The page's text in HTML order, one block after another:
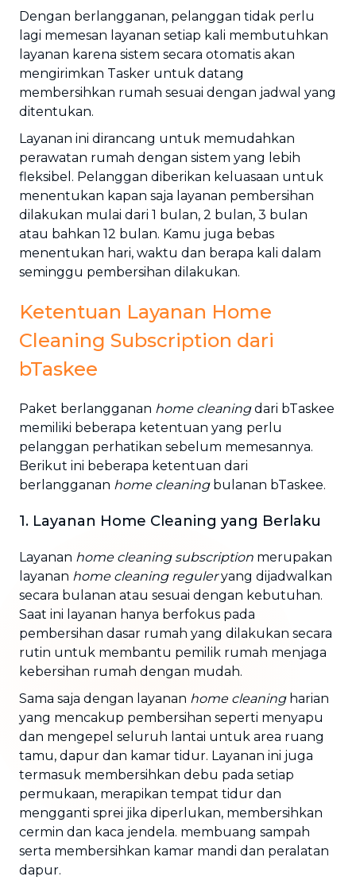
Dengan berlangganan, pelanggan tidak perlu
lagi memesan layanan setiap kali membutuhkan
layanan karena sistem secara otomatis akan
mengirimkan Tasker untuk datang
membersihkan rumah sesuai dengan jadwal yang
ditentukan.
Layanan ini dirancang untuk memudahkan
perawatan rumah dengan sistem yang lebih
fleksibel. Pelanggan diberikan keluasaan untuk
menentukan kapan saja layanan pembersihan
dilakukan mulai dari 1 bulan, 2 bulan, 3 bulan
atau bahkan 12 bulan. Kamu juga bebas
menentukan hari, waktu dan berapa kali dalam
seminggu pembersihan dilakukan.
Ketentuan Layanan Home
Cleaning Subscription dari
bTaskee
Paket berlangganan home cleaningdari bTaskee
memiliki beberapa ketentuan yang perlu
pelanggan perhatikan sebelum memesannya.
Berikut ini beberapa ketentuan dari
berlangganan home cleaningbulanan bTaskee.
1. Layanan Home Cleaning yang Berlaku
Layanan home cleaning subscription merupakan
layanan home cleaning reguleryang dijadwalkan
secara bulanan atau sesuai dengan kebutuhan.
Saat ini layanan hanya berfokus pada
pembersihan dasar rumah yang dilakukan secara
rutin untuk membantu pemilik rumah menjaga
kebersihan rumah dengan mudah.
Sama saja dengan layanan home cleaningharian
yang mencakup pembersihan seperti menyapu
dan mengepel seluruh lantai untuk area ruang
tamu, dapur dan kamar tidur. Layanan ini juga
termasuk membersihkan debu pada setiap
permukaan, merapikan tempat tidur dan
mengganti sprei jika diperlukan, membersihkan
cermin dan kaca jendela. membuang sampah
serta membersihkan kamar mandi dan peralatan
dapur.